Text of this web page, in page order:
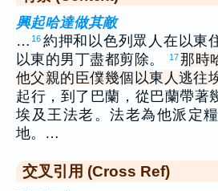
興起哈達做其敵
… 16 約押和以色列眾人在以東
以東的男丁盡都剪除。
17那時
他父親的臣僕幾個以東人逃往
起行，到了巴蘭，從巴蘭帶著
埃及王法老。法老為他派定
地。…
交叉引用 (Cross Ref)